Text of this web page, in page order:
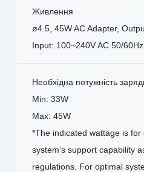
Живлення
ø4.5, 45W AC Adapter,
Input: 100~240V AC 50/
Необхідна потужність
Min: 33W
Max: 45W
*The indicated wattage is
system’s support capability
regulations. For optimal